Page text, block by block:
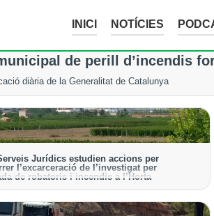
INICI NOTÍCIES
excursionista en patir un
no van poder fer res per salvar-li la
de perill d’incendis
diària de la Generalitat de Catalunya
Jurídics estudien accions per
l’excarceració de l’investigat per
de robatoris i incendis a l’Horta
la Paeria de Lleida demanen que s’analitzin
legals disponibles després de la decisió